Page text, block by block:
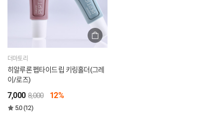
더마토리
히알루론 펩타이드 립 키링홀더(그레
이/로즈)
7,000 8,000 12%
5.0 (12)